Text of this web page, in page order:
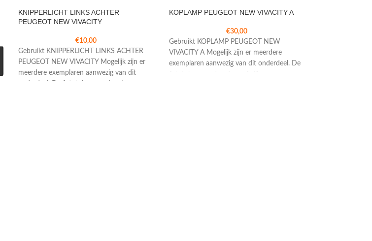
KNIPPERLICHT LINKS ACHTER
PEUGEOT NEW VIVACITY
€10,00
Gebruikt KNIPPERLICHT LINKS ACHTER
PEUGEOT NEW VIVACITY Mogelijk zijn er
meerdere exemplaren aanwezig van dit
KOPLAMP PEUGEOT NEW VIVACITY A
€30,00
Gebruikt KOPLAMP PEUGEOT NEW
VIVACITY A Mogelijk zijn er meerdere
exemplaren aanwezig van dit onderdeel. De